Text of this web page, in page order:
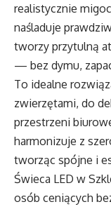
realistycznie
naśladuje
tworzy przytulną
— bez dymu,
To idealne
zwierzętami, do
przestrzeni
harmonizuje z
tworząc spójne i
Świeca LED w
osób ceniących